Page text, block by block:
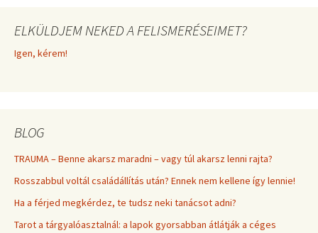
ELKÜLDJEM NEKED A FELISMERÉSEIMET?
Igen, kérem!
BLOG
TRAUMA – Benne akarsz maradni – vagy túl akarsz lenni rajta?
Rosszabbul voltál családállítás után? Ennek nem kellene így lennie!
Ha a férjed megkérdez, te tudsz neki tanácsot adni?
Tarot a tárgyalóasztalnál: a lapok gyorsabban átlátják a céges